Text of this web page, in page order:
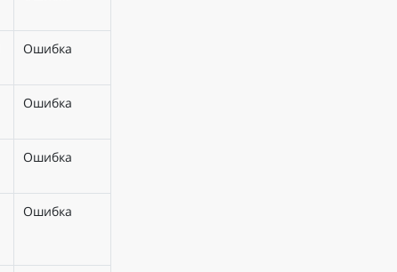
Ошибка
Ошибка
Ошибка
Ошибка